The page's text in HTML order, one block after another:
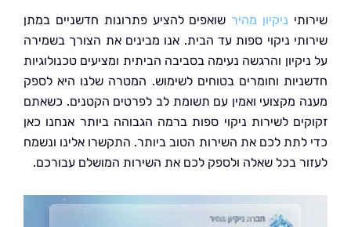
ניקיון מהירשואפים להציע פתרונות חדשניים במתן
ניקוי ספות עד הבית. אנו מבינים את הצורך בשמירה
והרגשה נעימה בסביבה הביתית ומציעים טכנולוגיות
וחומרים בטוחים לשימוש. המטרה שלנו היא לספק
מקצועי ואמין עם תשומת לב לפרטים הקטנים. כשאתם
לשירות ניקוי ספות ברמה הגבוהה ביותר אנחנו כאן
לכם את השירות הטוב ביותר. התקשרו אלינו ונשמח
בכל שאלה ולספק לכם את השירות המושלם עבורכם.